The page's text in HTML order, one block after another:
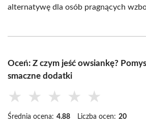
alternatywę dla osób pragnących
Oceń: Z czym jeść owsiankę?
smaczne dodatki
★ ★ ★ ★ ★
Średnia ocena: 4.88 Liczba ocen: 20